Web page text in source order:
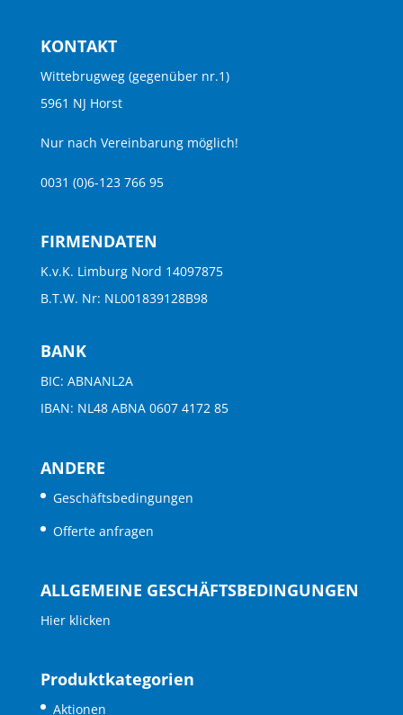
KONTAKT
Wittebrugweg (gegenüber nr.1)
5961 NJ Horst
Nur nach Vereinbarung möglich!
0031 (0)6-123 766 95
FIRMENDATEN
K.v.K. Limburg Nord 14097875
B.T.W. Nr: NL001839128B98
BANK
BIC: ABNANL2A
IBAN: NL48 ABNA 0607 4172 85
ANDERE
Geschäftsbedingungen
Offerte anfragen
ALLGEMEINE GESCHÄFTSBEDINGUNGEN
Hier klicken
Produktkategorien
Aktionen